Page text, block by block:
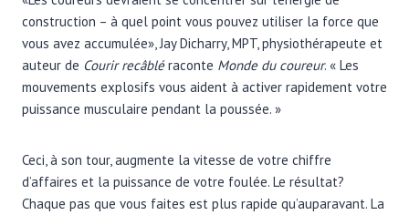
construction – à quel point vous pouvez utiliser la force que
vous avez accumulée», Jay Dicharry, MPT, physiothérapeute et
auteur de Courir recâbléraconte Monde du coureur. « Les
mouvements explosifs vous aident à activer rapidement votre
puissance musculaire pendant la poussée. »
Ceci, à son tour, augmente la vitesse de votre chiffre
d’affaires et la puissance de votre foulée. Le résultat?
Chaque pas que vous faites est plus rapide qu’auparavant. La